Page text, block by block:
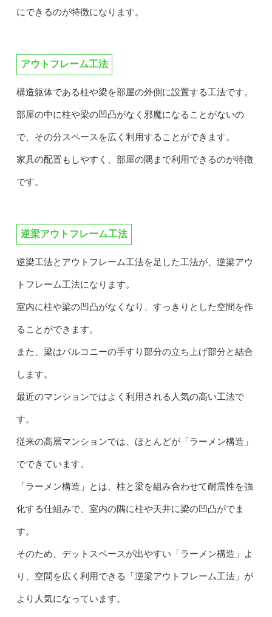
にできるのが特徴になります。
アウトフレーム工法
構造躯体である柱や梁を部屋の外側に設置する工法です。
部屋の中に柱や梁の凹凸がなく邪魔になることがないの
で、その分スペースを広く利用することができます。
家具の配置もしやすく、部屋の隅まで利用できるのが特徴
です。
逆梁アウトフレーム工法
逆梁工法とアウトフレーム工法を足した工法が、逆梁アウ
トフレーム工法になります。
室内に柱や梁の凹凸がなくなり、すっきりとした空間を作
ることができます。
また、梁はバルコニーの手すり部分の立ち上げ部分と結合
します。
最近のマンションではよく利用される人気の高い工法で
す。
従来の高層マンションでは、ほとんどが「ラーメン構造」
でできています。
「ラーメン構造」とは、柱と梁を組み合わせて耐震性を強
化する仕組みで、室内の隅に柱や天井に梁の凹凸がでま
す。
そのため、デットスペースが出やすい「ラーメン構造」よ
り、空間を広く利用できる「逆梁アウトフレーム工法」が
より人気になっています。